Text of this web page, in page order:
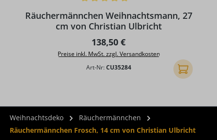
Räuchermännchen Weihnachtsmann, 27
cm von Christian Ulbricht
Regulärer Preis:
138,50 €
Preise inkl. MwSt. zzgl. Versandkosten
Art-Nr: CU35284 In den
Weihnachtsdeko
Räuchermännchen
Räuchermännchen Frosch, 14 cm von Christian Ulbricht